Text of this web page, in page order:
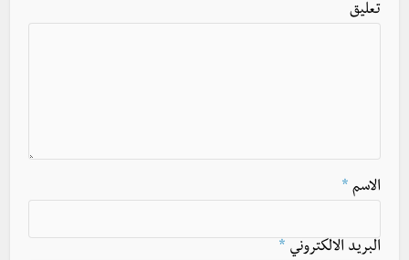
تعليق
الاسم *
البريد الالكتروني *